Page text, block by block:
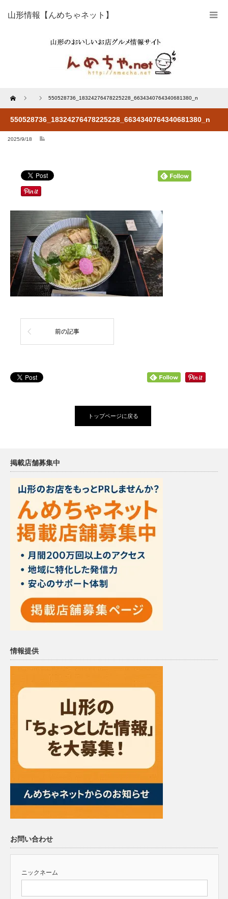
山形情報【んめちゃネット】
Home 550528736_18324276478225228_6634340764340681380_n
550528736_18324276478225228_6634340764340681380_n
2025/9/18
前の記事
トップページに戻る
掲載店舗募集中
情報提供
お問い合わせ
ニックネーム